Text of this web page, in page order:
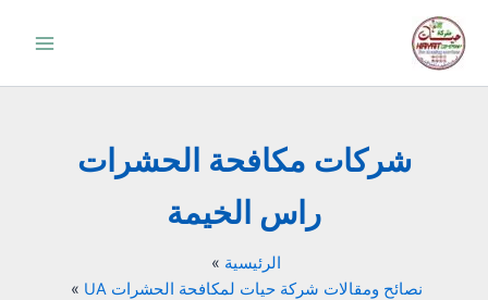
إلى
المحتوى
شركات مكافحة الحشرات
راس الخيمة
الرئيسية
نصائح ومقالات شركة حيات لمكافحة الحشرات UA